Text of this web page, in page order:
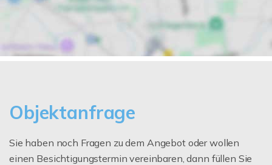
Objektanfrage
Sie haben noch Fragen zu dem Angebot oder wollen
einen Besichtigungstermin vereinbaren, dann füllen Sie